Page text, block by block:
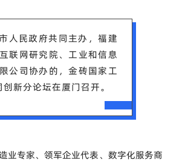
人民政府共同主办，福建
联网研究院、工业和信息
公司协办的，金砖国家工
新分论坛在厦门召开。
专家、领军企业代表、数字化服务商